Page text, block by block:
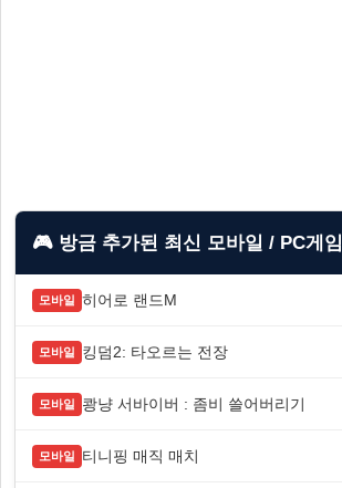
🎮 방금 추가된 최신 모바일 / PC게임
모바일 히어로 랜드M
모바일 킹덤2: 타오르는 전장
모바일 쾅냥 서바이버 : 좀비 쓸어버리기
모바일 티니핑 매직 매치